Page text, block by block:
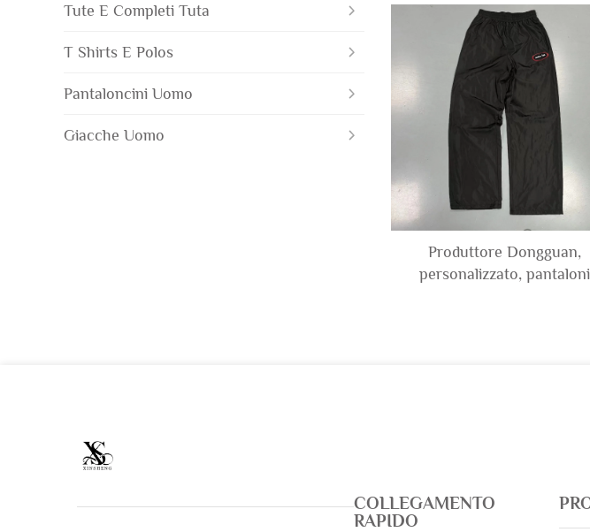
Tute E Completi Tuta
T Shirts E Polos
Pantaloncini Uomo
Giacche Uomo
gamba larga, in poliestere
nylon, con effetto
e blocchi di colore
Produttore Dongguan,
personalizzato, pantaloni
COLLEGAMENTO
RAPIDO